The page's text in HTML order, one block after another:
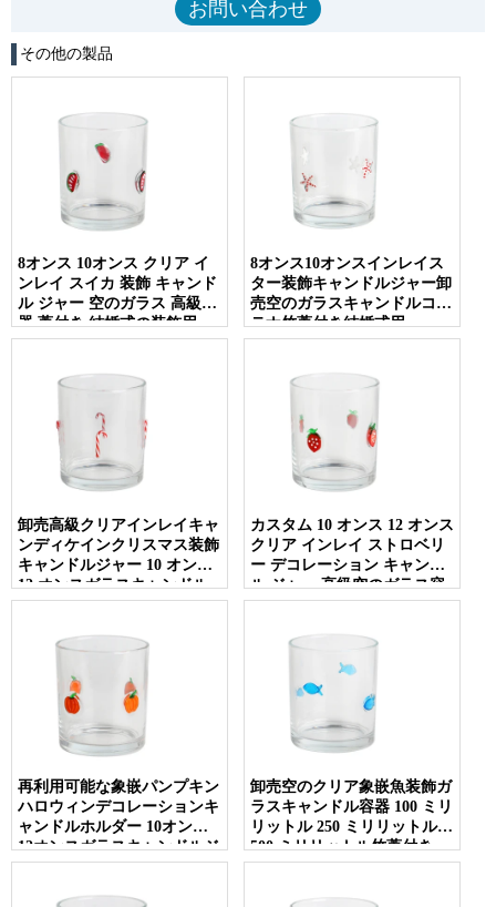
その他の製品
8オンス 10オンス クリア イ
ンレイ スイカ 装飾 キャンド
ル ジャー 空のガラス 高級容
器 蓋付き 結婚式の装飾用
8オンス10オンスインレイス
ター装飾キャンドルジャー卸
売空のガラスキャンドルコン
テナ竹蓋付き結婚式用
卸売高級クリアインレイキャ
ンディケインクリスマス装飾
キャンドルジャー 10 オンス
12 オンスガラスキャンドル
ホルダー空の蓋
カスタム 10 オンス 12 オンス
クリア インレイ ストロベリ
ー デコレーション キャンド
ル ジャー 高級空のガラス容
器 金属蓋付き
再利用可能な象嵌パンプキン
ハロウィンデコレーションキ
ャンドルホルダー 10オンス
12オンスガラスキャンドルジ
ャー 蓋付き 高級家の装飾用
卸売空のクリア象嵌魚装飾ガ
ラスキャンドル容器 100 ミリ
リットル 250 ミリリットル
500 ミリリットル竹蓋付き